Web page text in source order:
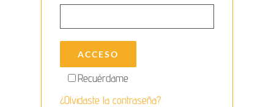
Recuérdame
ACCESO
¿Olvidaste la contraseña?